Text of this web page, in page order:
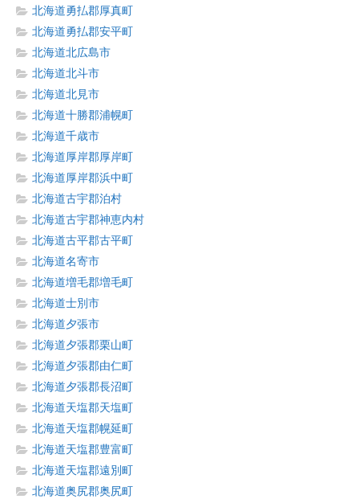
北海道勇払郡厚真町
北海道勇払郡安平町
北海道北広島市
北海道北斗市
北海道北見市
北海道十勝郡浦幌町
北海道千歳市
北海道厚岸郡厚岸町
北海道厚岸郡浜中町
北海道古宇郡泊村
北海道古宇郡神恵内村
北海道古平郡古平町
北海道名寄市
北海道増毛郡増毛町
北海道士別市
北海道夕張市
北海道夕張郡栗山町
北海道夕張郡由仁町
北海道夕張郡長沼町
北海道天塩郡天塩町
北海道天塩郡幌延町
北海道天塩郡豊富町
北海道天塩郡遠別町
北海道奥尻郡奥尻町